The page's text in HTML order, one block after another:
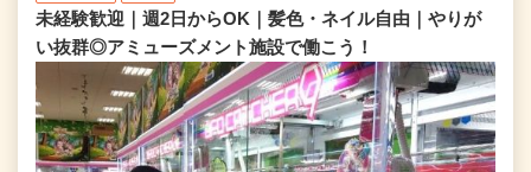
未経験歓迎｜週2日からOK｜髪色・ネイル自由｜やりが
い抜群◎アミューズメント施設で働こう！